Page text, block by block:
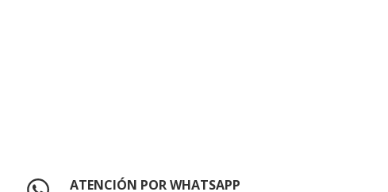
ATENCIÓN POR WHATSAPP